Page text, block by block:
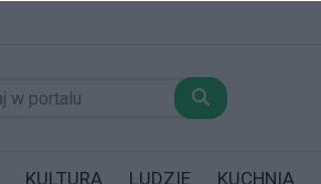
KULTURA LUDZIE KUCHNIA